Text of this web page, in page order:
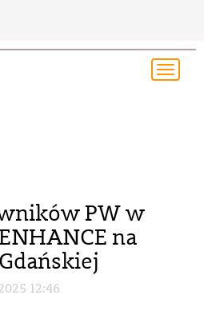
PW w
na
12:46